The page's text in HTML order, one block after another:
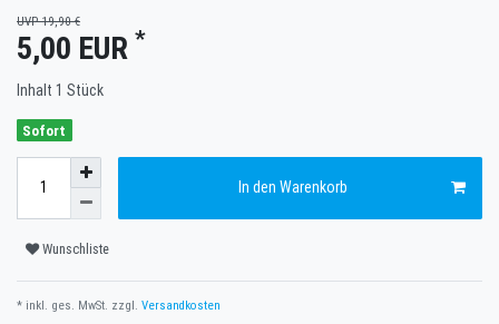
UVP 19,90 €
5,00 EUR *
Inhalt 1 Stück
Sofort
In den Warenkorb
Wunschliste
* inkl. ges. MwSt. zzgl. Versandkosten